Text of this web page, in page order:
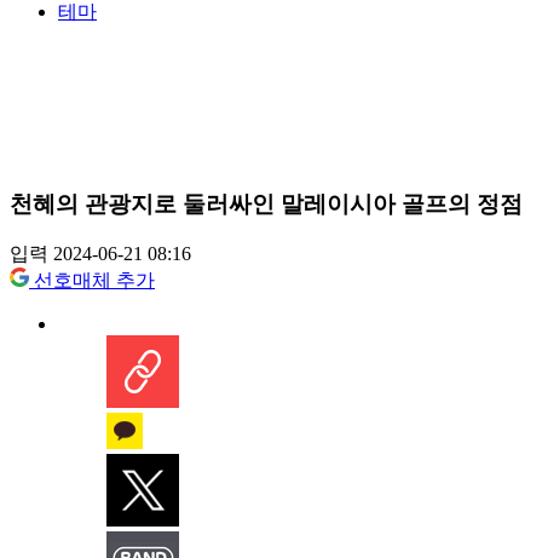
테마
천혜의 관광지로 둘러싸인 말레이시아 골프의 정점
입력 2024-06-21 08:16
선호매체 추가